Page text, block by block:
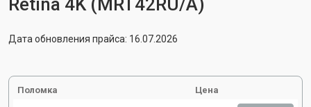
Retina 4K (MRT42RU/A)
Дата обновления прайса: 16.07.2026
Поломка Цена